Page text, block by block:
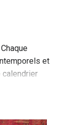
et
calendrier
le